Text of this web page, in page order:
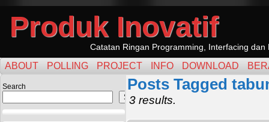
Produk Inovatif
Catatan Ringan Programming, Interfacing dan
ABOUT POLLING PROJECT INFO DOWNLOAD
Search
Search
Posts Tagged
3 results.